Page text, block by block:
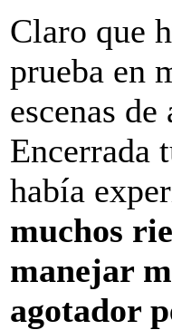
Claro que
prueba en
escenas
Encerrada
había
muchos
manejar
agotador